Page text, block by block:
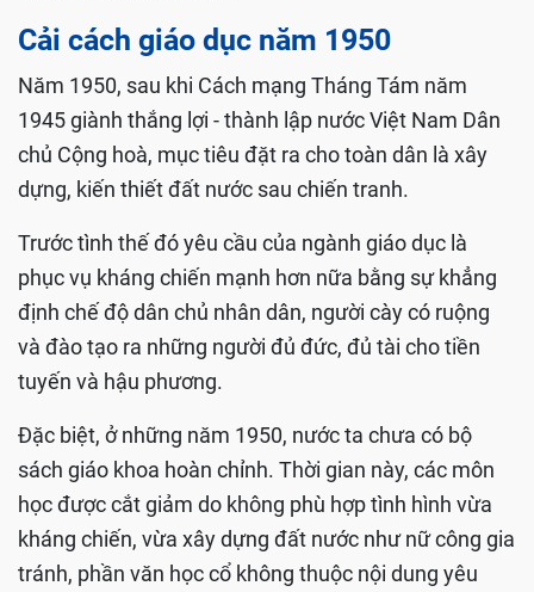
Cải cách giáo dục năm 1950
Năm 1950, sau khi Cách mạng Tháng Tám năm
1945 giành thắng lợi - thành lập nước Việt Nam Dân
chủ Cộng hoà, mục tiêu đặt ra cho toàn dân là xây
dựng, kiến thiết đất nước sau chiến tranh.
Trước tình thế đó yêu cầu của ngành giáo dục là
phục vụ kháng chiến mạnh hơn nữa bằng sự khẳng
định chế độ dân chủ nhân dân, người cày có ruộng
và đào tạo ra những người đủ đức, đủ tài cho tiền
tuyến và hậu phương.
Đặc biệt, ở những năm 1950, nước ta chưa có bộ
sách giáo khoa hoàn chỉnh. Thời gian này, các môn
học được cắt giảm do không phù hợp tình hình vừa
kháng chiến, vừa xây dựng đất nước như nữ công gia
tránh, phần văn học cổ không thuộc nội dung yêu